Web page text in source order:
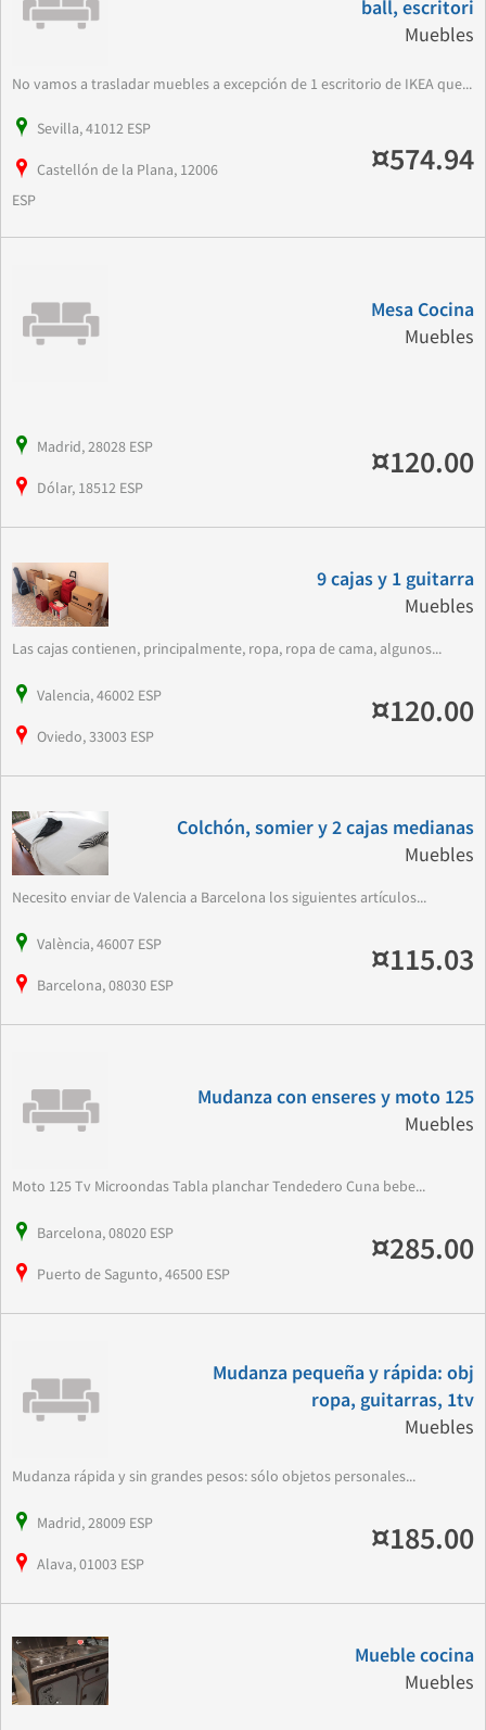
ball, escritori
Muebles
No vamos a trasladar muebles a excepción de 1 escritorio de IKEA que...
Sevilla, 41012 ESP
Castellón de la Plana, 12006
ESP
¤574.94
Mesa Cocina
Muebles
Madrid, 28028 ESP
Dólar, 18512 ESP
¤120.00
9 cajas y 1 guitarra
Muebles
Las cajas contienen, principalmente, ropa, ropa de cama, algunos...
Valencia, 46002 ESP
Oviedo, 33003 ESP
¤120.00
Colchón, somier y 2 cajas medianas
Muebles
Necesito enviar de Valencia a Barcelona los siguientes artículos...
València, 46007 ESP
Barcelona, 08030 ESP
¤115.03
Mudanza con enseres y moto 125
Muebles
Moto 125 Tv Microondas Tabla planchar Tendedero Cuna bebe...
Barcelona, 08020 ESP
Puerto de Sagunto, 46500 ESP
¤285.00
Mudanza pequeña y rápida: obj
ropa, guitarras, 1tv
Muebles
Mudanza rápida y sin grandes pesos: sólo objetos personales...
Madrid, 28009 ESP
Alava, 01003 ESP
¤185.00
Mueble cocina
Muebles